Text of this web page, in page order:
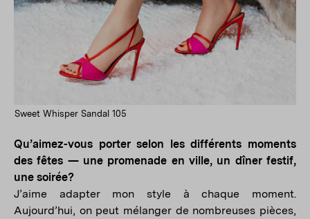
Sweet Whisper Sandal 105
Qu’aimez-vous porter selon les différents moments
des fêtes — une promenade en ville, un dîner festif,
une soirée?
J’aime adapter mon style à chaque moment.
Aujourd’hui, on peut mélanger de nombreuses pièces,